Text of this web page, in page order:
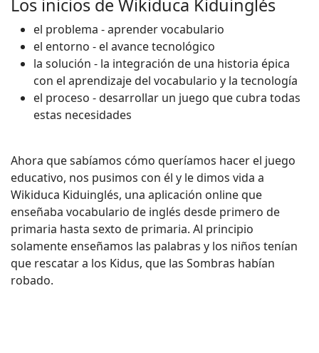
Los inicios de Wikiduca Kiduinglés
el problema - aprender vocabulario
el entorno - el avance tecnológico
la solución - la integración de una historia épica
con el aprendizaje del vocabulario y la tecnología
el proceso - desarrollar un juego que cubra todas
estas necesidades
Ahora que sabíamos cómo queríamos hacer el juego
educativo, nos pusimos con él y le dimos vida a
Wikiduca Kiduinglés, una aplicación online que
enseñaba vocabulario de inglés desde primero de
primaria hasta sexto de primaria. Al principio
solamente enseñamos las palabras y los niños tenían
que rescatar a los Kidus, que las Sombras habían
robado.